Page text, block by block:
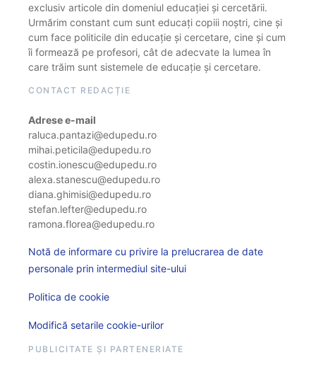
exclusiv articole din domeniul educației și cercetării.
Urmărim constant cum sunt educați copiii noștri, cine și
cum face politicile din educație și cercetare, cine și cum
îi formează pe profesori, cât de adecvate la lumea în
care trăim sunt sistemele de educație și cercetare.
CONTACT REDACȚIE
Adrese e-mail
raluca.pantazi@edupedu.ro
mihai.peticila@edupedu.ro
costin.ionescu@edupedu.ro
alexa.stanescu@edupedu.ro
diana.ghimisi@edupedu.ro
stefan.lefter@edupedu.ro
ramona.florea@edupedu.ro
Notă de informare cu privire la prelucrarea de date
personale prin intermediul site-ului
Politica de cookie
Modifică setarile cookie-urilor
PUBLICITATE ȘI PARTENERIATE